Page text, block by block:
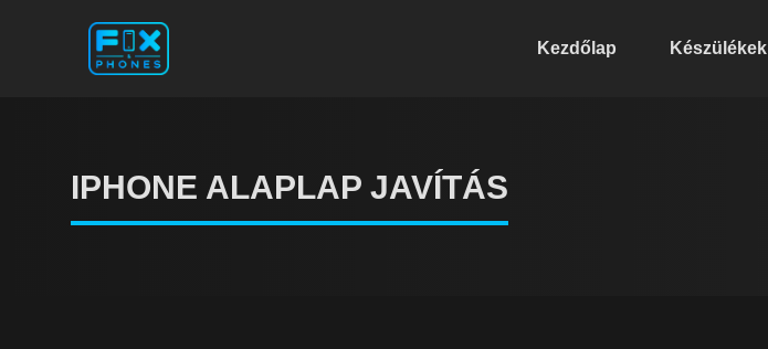
Kezdőlap Készülékek
IPHONE ALAPLAP JAVÍTÁS